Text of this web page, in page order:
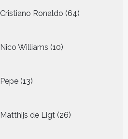
Cristiano Ronaldo 64
producten
Nico Williams 10
producten
Pepe 13
producten
Matthijs de Ligt 26
producten